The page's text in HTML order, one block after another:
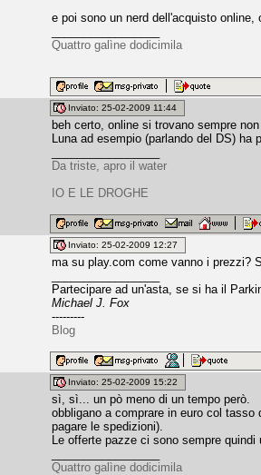
e poi sono un nerd dell'acquisto
Quattro galìne dodicimila
Inviato: 25-02-2009 11:44
beh certo, online si trovano sempre
Luna ad esempio (parlando del DS)
Da triste, apro il water
IO E LE DROGHE
Inviato: 25-02-2009 12:27
ma su play.com come vanno i prezzi?
Partecipare ad un'asta, se si ha il
Michael J. Fox
---------
Blog
Inviato: 25-02-2009 15:22
sì, sì... un pò meno di un tempo però.
obbligano a comprare in euro col
pagare le spedizioni).
Le offerte pazze ci sono sempre
Quattro galìne dodicimila